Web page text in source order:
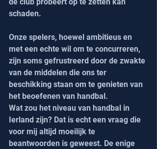
de club probeert op te zetten kan
schaden.
Onze spelers, hoewel ambitieus en
met een echte wil om te concurreren,
zijn soms gefrustreerd door de zwakte
van de middelen die ons ter
beschikking staan om te genieten van
het beoefenen van handbal.
Wat zou het niveau van handbal in
Ierland zijn? Dat is echt een vraag die
voor mij altijd moeilijk te
beantwoorden is geweest. De enige